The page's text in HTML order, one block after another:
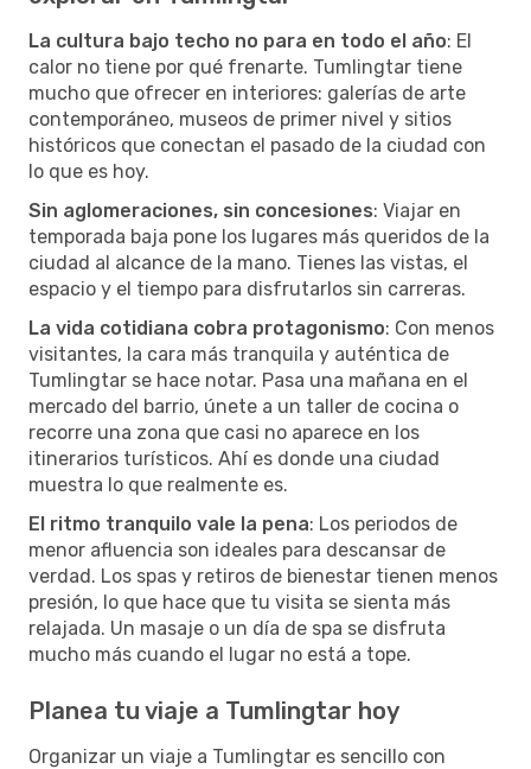
La cultura bajo techo no para en todo el año: El
calor no tiene por qué frenarte. Tumlingtar tiene
mucho que ofrecer en interiores: galerías de arte
contemporáneo, museos de primer nivel y sitios
históricos que conectan el pasado de la ciudad con
lo que es hoy.
Sin aglomeraciones, sin concesiones: Viajar en
temporada baja pone los lugares más queridos de la
ciudad al alcance de la mano. Tienes las vistas, el
espacio y el tiempo para disfrutarlos sin carreras.
La vida cotidiana cobra protagonismo: Con menos
visitantes, la cara más tranquila y auténtica de
Tumlingtar se hace notar. Pasa una mañana en el
mercado del barrio, únete a un taller de cocina o
recorre una zona que casi no aparece en los
itinerarios turísticos. Ahí es donde una ciudad
muestra lo que realmente es.
El ritmo tranquilo vale la pena: Los periodos de
menor afluencia son ideales para descansar de
verdad. Los spas y retiros de bienestar tienen menos
presión, lo que hace que tu visita se sienta más
relajada. Un masaje o un día de spa se disfruta
mucho más cuando el lugar no está a tope.
Planea tu viaje a Tumlingtar hoy
Organizar un viaje a Tumlingtar es sencillo con